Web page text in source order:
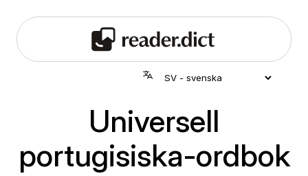
Universell
portugisiska-ordbok